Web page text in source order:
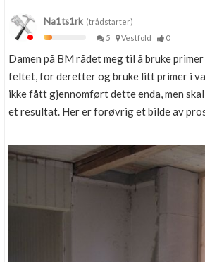
Na1ts1rk (trådstarter)
5
Vestfold 0
Damen på BM rådet meg til å bruke
feltet, for deretter og bruke litt primer i
ikke fått gjennomført dette enda, men
et resultat. Her er forøvrig et bilde av